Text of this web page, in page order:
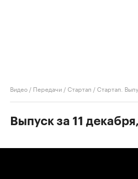
Видео / Передачи /Стартап /Стартап.
Выпуск за 11